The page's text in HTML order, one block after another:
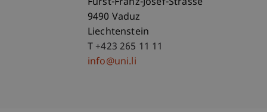
Fürst-Franz-Josef-Strasse
9490 Vaduz
Liechtenstein
T +423 265 11 11
info@uni.li